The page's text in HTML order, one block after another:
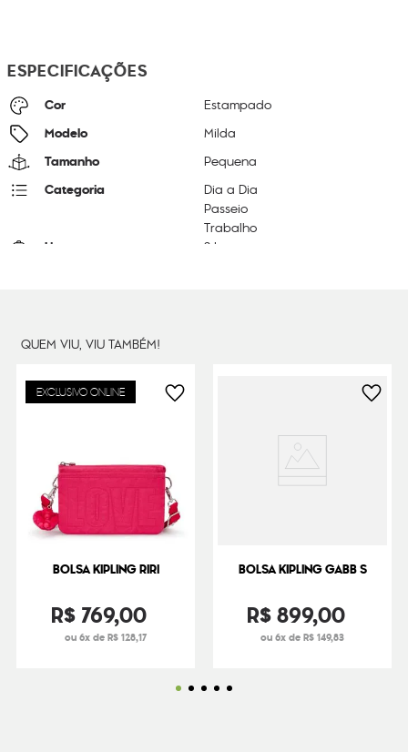
ESPECIFICAÇÕES
Cor Estampado
Modelo Milda
Tamanho Pequena
Categoria
Dia a Dia
Passeio
Trabalho
Litragem 3 L
QUEM VIU, VIU TAMBÉM!
EXCLUSIVO ONLINE
BOLSA KIPLING RIRI
R$769,00
ou 6x de R$ 128,17
BOLSA KIPLING GABB S
R$899,00
ou 6x de R$ 149,83